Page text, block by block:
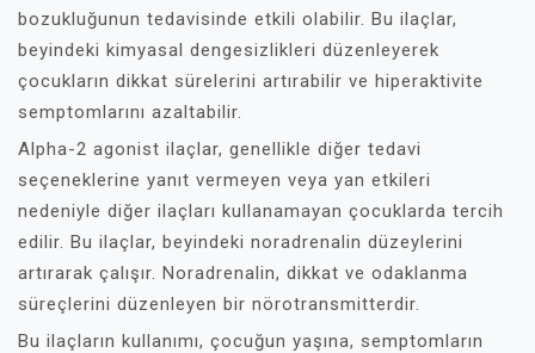
bozukluğunun tedavisinde etkili olabilir. Bu ilaçlar,
beyindeki kimyasal dengesizlikleri düzenleyerek
çocukların dikkat sürelerini artırabilir ve hiperaktivite
semptomlarını azaltabilir.
Alpha-2 agonist ilaçlar, genellikle diğer tedavi
seçeneklerine yanıt vermeyen veya yan etkileri
nedeniyle diğer ilaçları kullanamayan çocuklarda tercih
edilir. Bu ilaçlar, beyindeki noradrenalin düzeylerini
artırarak çalışır. Noradrenalin, dikkat ve odaklanma
süreçlerini düzenleyen bir nörotransmitterdir.
Bu ilaçların kullanımı, çocuğun yaşına, semptomların